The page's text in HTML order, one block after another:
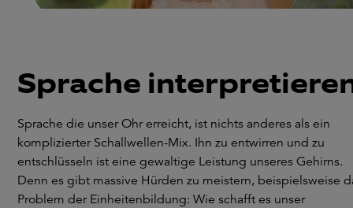
Sprache
Sprache die unser Ohr erreicht, ist nichts anderes als ein
komplizierter Schallwellen-Mix. Ihn zu entwirren und zu
entschlüsseln ist eine gewaltige Leistung unseres Gehirns.
Denn es gibt massive Hürden zu meistern, beispielsweise
Problem der Einheitenbildung: Wie schafft es unser